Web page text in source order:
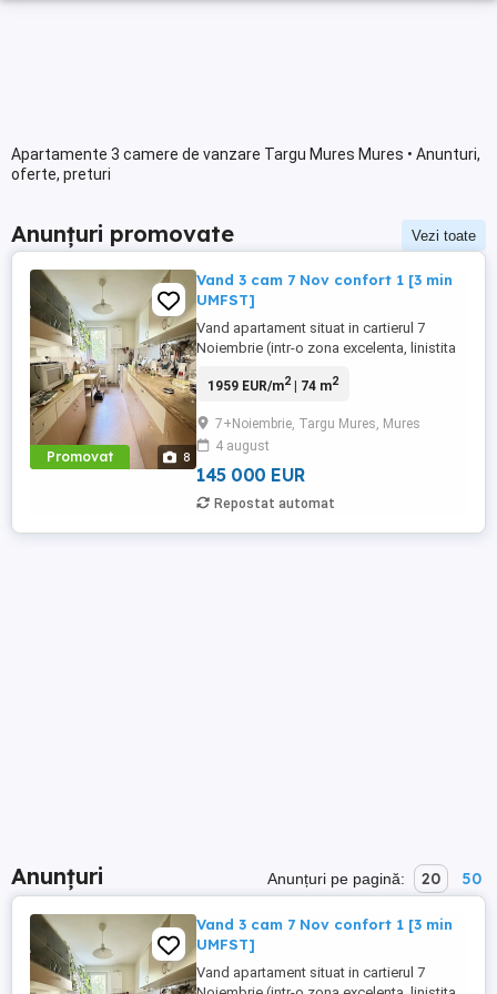
Apartamente 3 camere de vanzare Targu Mures Mures • Anunturi,
oferte, preturi
Anunțuri promovate Vezi toate
Promovat 8
Vand 3 cam 7 Nov confort 1 [3 min
UMFST]
Vand apartament situat in cartierul 7
Noiembrie (intr-o zona excelenta, linistita
UMFST si de toate punctele de interes),
bucatarie, doua bai, living, doua
dormitoare, camara, debara si balcon.
Imobilul se incadreaza in clasa ...
1959 EUR/m2| 74 m2
7+Noiembrie, Targu Mures, Mures
4 august
145 000 EUR
Repostat automat
Anunțuri Anunțuri pe pagină: 20 50
Vand 3 cam 7 Nov confort 1 [3 min
UMFST]
Vand apartament situat in cartierul 7